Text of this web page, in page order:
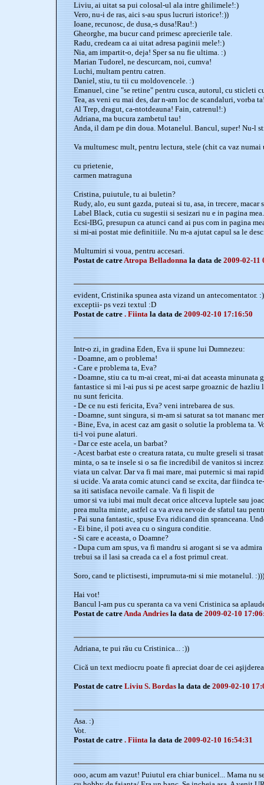
Liviu, ai uitat sa pui colosal-ul ala intre ghilimele!:)
Vero, nu-i de ras, aici s-au spus lucruri istorice!:))
Ioane, recunosc, de dusa,-s dusa!Rau!:)
Gheorghe, ma bucur cand primesc aprecierile tale.
Radu, credeam ca ai uitat adresa paginii mele!:)
Nia, am impartit-o, deja! Sper sa nu fie ultima. :)
Marian Tudorel, ne descurcam, noi, cumva!
Luchi, multam pentru catren.
Daniel, stiu, tu tii cu moldovencele. :)
Emanuel, cine "se retine" pentru cusca, autorul, cu sticleti
Tea, as veni eu mai des, dar n-am loc de scandaluri, vorba
Al Trep, dragut, ca-ntotdeauna! Fain, catrenul!:)
Adriana, ma bucura zambetul tau!
Anda, il dam pe din doua. Motanelul. Bancul, super! Nu-l
Va multumesc mult, pentru lectura, stele (chit ca vaz
cu prietenie,
carmen matraguna
Cristina, puiutule, tu ai buletin?
Rudy, alo, eu sunt gazda, puteai si tu, asa, in trecere, macar
Label Black, cutia cu sugestii si sesizari nu e in pagina mea.
Ecsi-IBG, presupun ca atunci cand ai pus com in pagina
si mi-ai postat mie definitiile. Nu m-a ajutat capul sa le
Multumiri si voua, pentru accesari.
Postat de catreAtropa Belladonna la data de 2009-02-11
evident, Cristinika spunea asta vizand un antecomentator.
exceptii- ps vezi textul :D
Postat de catre . Fiinta la data de 2009-02-10 17:16:50
Intr-o zi, in gradina Eden, Eva ii spune lui Dumnezeu:
- Doamne, am o problema!
- Care e problema ta, Eva?
- Doamne, stiu ca tu m-ai creat, mi-ai dat aceasta minunata
fantastice si mi l-ai pus si pe acest sarpe groaznic de hazliu
nu sunt fericita.
- De ce nu esti fericita, Eva? veni intrebarea de sus.
- Doamne, sunt singura, si m-am si saturat sa tot mananc
- Bine, Eva, in acest caz am gasit o solutie la problema ta.
ti-l voi pune alaturi.
- Dar ce este acela, un barbat?
- Acest barbat este o creatura ratata, cu multe greseli si
minta, o sa te insele si o sa fie incredibil de vanitos si
viata un calvar. Dar va fi mai mare, mai puternic si mai
si ucide. Va arata comic atunci cand se excita, dar fiindca
sa iti satisfaca nevoile carnale. Va fi lispit de
umor si va iubi mai mult decat orice altceva luptele sau
prea multa minte, astfel ca va avea nevoie de sfatul tau
- Pai suna fantastic, spuse Eva ridicand din spranceana.
- Ei bine, il poti avea cu o singura conditie.
- Si care e aceasta, o Doamne?
- Dupa cum am spus, va fi mandru si arogant si se va
trebui sa il lasi sa creada ca el a fost primul creat.
Soro, cand te plictisesti, imprumuta-mi si mie motanelul.
Hai vot!
Bancul l-am pus cu speranta ca va veni Cristinica sa
Postat de catreAnda Andries la data de 2009-02-10
Adriana, te pui rău cu Cristinica... :))
Cică un text mediocru poate fi apreciat doar de cei
Postat de catre Liviu S. Bordas la data de 2009-02-10
Asa. :)
Vot.
Postat de catre . Fiinta la data de 2009-02-10 16:54:31
ooo, acum am vazut! Puiutul era chiar bunicel... Mama nu